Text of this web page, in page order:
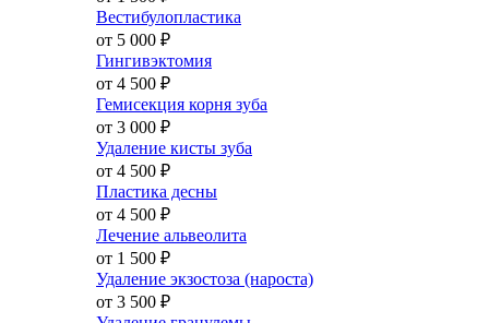
Вестибулопластика
от 5 000 ₽
Гингивэктомия
от 4 500 ₽
Гемисекция корня зуба
от 3 000 ₽
Удаление кисты зуба
от 4 500 ₽
Пластика десны
от 4 500 ₽
Лечение альвеолита
от 1 500 ₽
Удаление экзостоза (нароста)
от 3 500 ₽